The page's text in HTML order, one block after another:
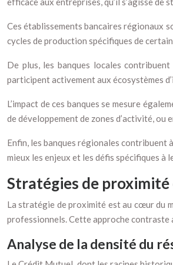
Ces établissements bancaires régionaux
cycles de production spécifiques de
De plus, les banques locales
participent activement aux écosystèmes
L’impact de ces banques se mesure
de développement de zones d’activité, ou
Enfin, les banques régionales
mieux les enjeux et les défis spécifiques à
Stratégies de
La stratégie de proximité est au cœur du
professionnels. Cette approche contraste
Analyse de la densité du